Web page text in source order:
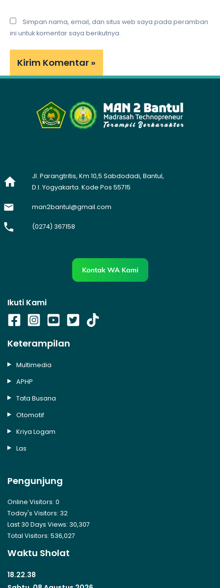
Simpan nama, email, dan situs web saya pada peramban
ini untuk komentar saya berikutnya.
Jl. Parangtritis, Km 10,5 Sabdodadi, Bantul,
D.I. Yogyakarta. Kode Pos 55715
man2bantul@gmail.com
(0274) 367158
Ikuti Kami
Keterampilan
Multimedia
APHP
Tata Busana
Otomotif
Kriya Logam
Las
Pengunjung
Online Visitors: 0
Today's Visitors: 32
Last 30 Days Views: 30,307
Total Visitors: 536,027
Waktu Sholat
18.22.38